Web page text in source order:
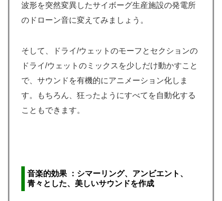
波形を突然変異したサイボーグ生産施設の発電所
のドローン音に変えてみましょう。
そして、ドライ/ウェットのモーフとセクションの
ドライ/ウェットのミックスを少しだけ動かすこと
で、サウンドを有機的にアニメーション化しま
す。もちろん、狂ったようにすべてを自動化する
こともできます。
音楽的効果 ：シマーリング、アンビエント、
青々とした、美しいサウンドを作成